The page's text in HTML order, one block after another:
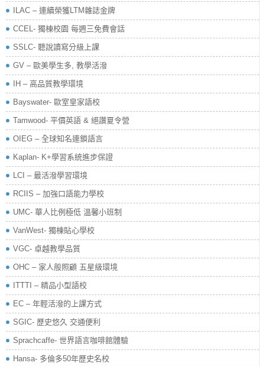
ILAC – 連續榮獲LTM雜誌金牌
CCEL- 獨棟校園 每週三免費會話
SSLC- 聽說讀寫分級上課
GV – 歐美學生多, 教學活潑
IH – 高品質教學環境
Bayswater- 歐室皇家語校
Tamwood- 平價英語 & 絕讚夏令營
OIEG – 全球知名連鎖語言
Kaplan- K+學習系統進步保證
LCI – 最活潑學習環境
RCIIS – 加強口語能力學校
UMC- 華人比例極低 溫馨小班制
VanWest- 獨棟貼心學校
VGC- 卓越教學品質
OHC – 家人般照顧 五星級環境
ITTTI – 精品小型語校
EC – 年輕活潑的上課方式
SGIC- 歷史悠久 交通便利
Sprachcaffe- 世界語言咖啡館體驗
Hansa- 多倫多50年歷史名校